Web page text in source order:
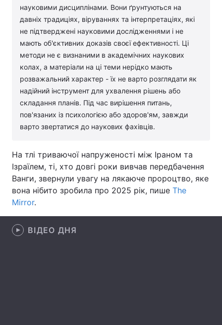
Цікавинки Погода
Екологія Регіони
Лонгріди
Відео з Youtube Статті
Інтерв'ю Думки
Вакансії
Послуги
науковими дисциплінами. Вони ґрунтуються на
давніх традиціях, віруваннях та інтерпретаціях, які
не підтверджені науковими дослідженнями і не
мають об'єктивних доказів своєї ефективності. Ці
методи не є визнаними в академічних наукових
колах, а матеріали на ці теми нерідко мають
розважальний характер - їх не варто розглядати як
надійний інструмент для ухвалення рішень або
складання планів. Під час вирішення питань,
пов'язаних із психологією або здоров'ям, завжди
варто звертатися до наукових фахівців.
На тлі триваючої напруженості між Іраном та
Ізраїлем, ті, хто довгі роки вивчав передбачення
Ванги, звернули увагу на лякаюче пророцтво, яке
вона нібито зробила про 2025 рік, пише The
Mirror.
ВІДЕО ДНЯ